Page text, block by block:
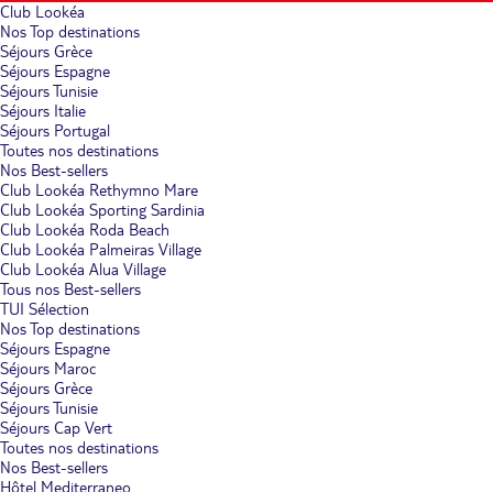
Club Lookéa
Nos Top destinations
Séjours Grèce
Séjours Espagne
Séjours Tunisie
Séjours Italie
Séjours Portugal
Toutes nos destinations
Nos Best-sellers
Club Lookéa Rethymno Mare
Club Lookéa Sporting Sardinia
Club Lookéa Roda Beach
Club Lookéa Palmeiras Village
Club Lookéa Alua Village
Tous nos Best-sellers
TUI Sélection
Nos Top destinations
Séjours Espagne
Séjours Maroc
Séjours Grèce
Séjours Tunisie
Séjours Cap Vert
Toutes nos destinations
Nos Best-sellers
Hôtel Mediterraneo